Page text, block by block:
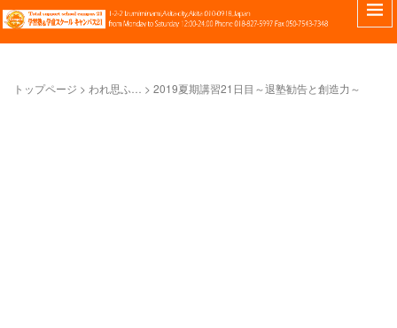
トップページ > われ思ふ… > 2019夏期講習21日目～退塾勧告と創造力～